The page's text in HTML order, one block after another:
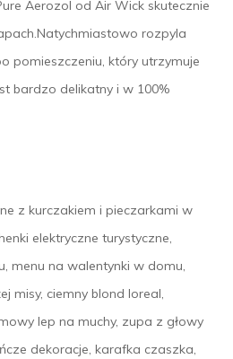
Aerozol od Air Wick skutecznie
rozpyla
pomieszczeniu, który utrzymuje
bardzo delikatny i w 100%
z kurczakiem i pieczarkami w
elektryczne turystyczne,
menu na walentynki w domu,
misy, ciemny blond loreal,
lep na muchy, zupa z głowy
dekoracje, karafka czaszka,